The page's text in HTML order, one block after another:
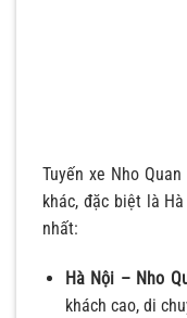
Tuyến xe Nho
khác, đặc biệt là
nhất:
Hà Nội – Nho
khách cao, di